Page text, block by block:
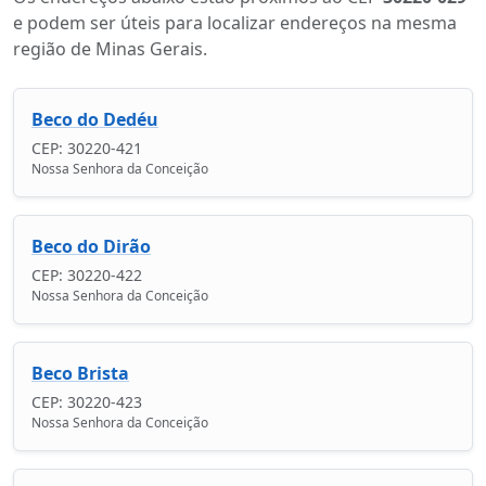
e podem ser úteis para localizar endereços na mesma
região de Minas Gerais.
Beco do Dedéu
CEP: 30220-421
Nossa Senhora da Conceição
Beco do Dirão
CEP: 30220-422
Nossa Senhora da Conceição
Beco Brista
CEP: 30220-423
Nossa Senhora da Conceição